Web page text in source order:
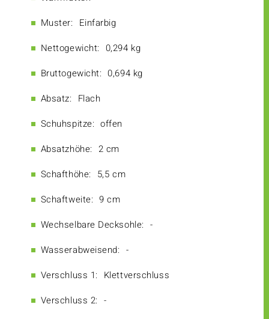
Muster: Einfarbig
Nettogewicht: 0,294 kg
Bruttogewicht: 0,694 kg
Absatz: Flach
Schuhspitze: offen
Absatzhöhe: 2 cm
Schafthöhe: 5,5 cm
Schaftweite: 9 cm
Wechselbare Decksohle: -
Wasserabweisend: -
Verschluss 1: Klettverschluss
Verschluss 2: -